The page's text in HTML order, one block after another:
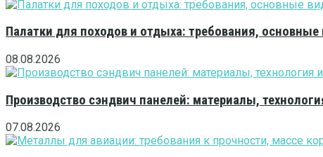
Палатки для походов и отдыха: требования,
08.08.2026
Производство сэндвич панелей: материалы,
07.08.2026